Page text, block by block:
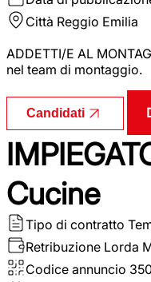
Città Reggio Emilia
ADDETTI/E AL
nel team di montaggio.
Candidati
Cucine
Tipo di contratto
Retribuzione Lorda
Codice annuncio